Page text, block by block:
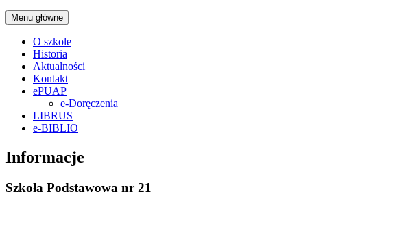
Menu główne
O szkole
Historia
Aktualności
Kontakt
ePUAP
e-Doręczenia
LIBRUS
e-BIBLIO
Informacje
Szkoła Podstawowa nr 21